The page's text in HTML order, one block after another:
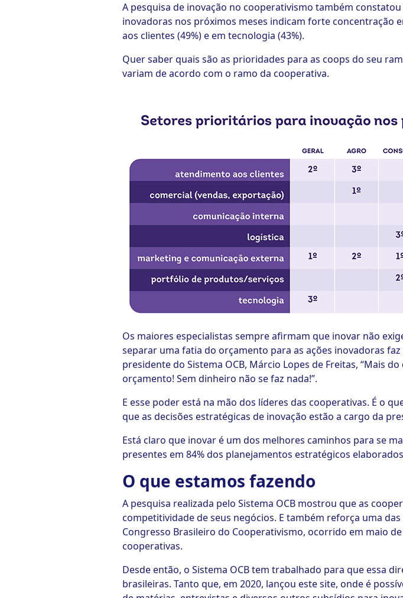
A pesquisa de inovação no cooperativismo também
inovadoras nos próximos meses indicam forte concentração
aos clientes (49%) e em tecnologia (43%).
Quer saber quais são as prioridades para as coops do seu
variam de acordo com o ramo da cooperativa.
Os maiores especialistas sempre afirmam que inovar não
separar uma fatia do orçamento para as ações inovadoras
presidente do Sistema OCB, Márcio Lopes de Freitas, “Mais
orçamento! Sem dinheiro não se faz nada!”.
E esse poder está na mão dos líderes das cooperativas. É o
que as decisões estratégicas de inovação estão a cargo da
Está claro que inovar é um dos melhores caminhos para se
presentes em 84% dos planejamentos estratégicos
O que estamos fazendo
A pesquisa realizada pelo Sistema OCB mostrou que as
competitividade de seus negócios. E também reforça uma
Congresso Brasileiro do Cooperativismo, ocorrido em maio
cooperativas.
Desde então, o Sistema OCB tem trabalhado para que essa
brasileiras. Tanto que, em 2020, lançou este site, onde é